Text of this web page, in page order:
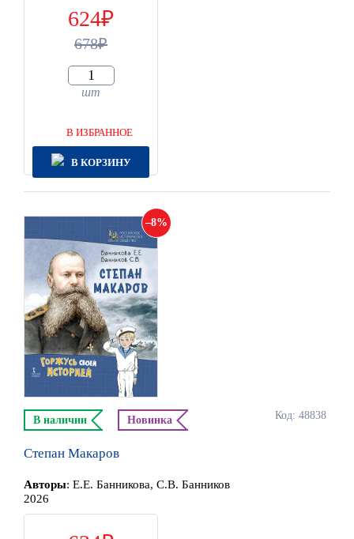
624
678
шт
В ИЗБРАННОЕ
В КОРЗИНУ
8
Код: 48838
В наличии Новинка
Степан Макаров
Авторы: Е.Е. Банникова, С.В. Банников
2026